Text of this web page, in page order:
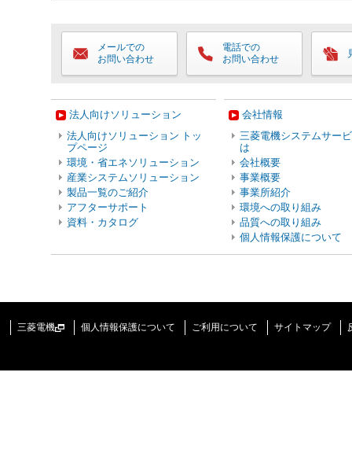
メールでの
お問い合わせ
電話での
お問い合わせ
法人向けソリューション
法人向けソリューション トッ
プページ
環境・省エネソリューション
産業システムソリューション
製品一覧のご紹介
アフターサポート
資料・カタログ
会社情報
三菱電機システムサー
は
会社概要
事業概要
事業所紹介
環境への取り組み
品質への取り組み
個人情報保護について
三菱電機 個人情報保護について ご利用について サイトマップ